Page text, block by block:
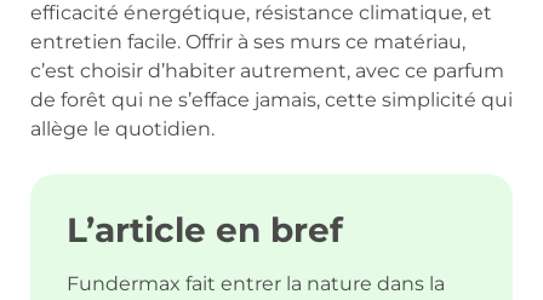
efficacité énergétique, résistance climatique, et
entretien facile. Offrir à ses murs ce matériau,
c’est choisir d’habiter autrement, avec ce parfum
de forêt qui ne s’efface jamais, cette simplicité qui
allège le quotidien.
L’article en bref
Fundermax fait entrer la nature dans la